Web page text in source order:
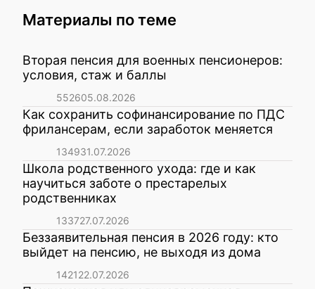
Материалы по теме
Вторая пенсия для военных пенсионеров:
условия, стаж и баллы
552605.08.2026
Как сохранить софинансирование по ПДС
фрилансерам, если заработок меняется
134931.07.2026
Школа родственного ухода: где и как
научиться заботе о престарелых
родственниках
133727.07.2026
Беззаявительная пенсия в 2026 году: кто
выйдет на пенсию, не выходя из дома
142122.07.2026